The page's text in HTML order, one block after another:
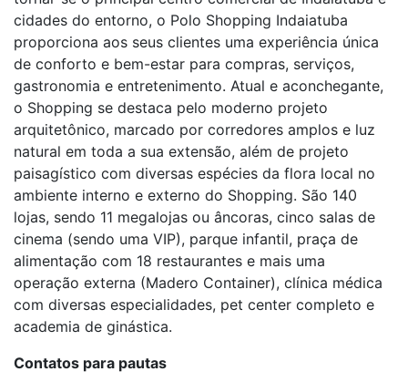
cidades do entorno, o Polo Shopping Indaiatuba
proporciona aos seus clientes uma experiência única
de conforto e bem-estar para compras, serviços,
gastronomia e entretenimento. Atual e aconchegante,
o Shopping se destaca pelo moderno projeto
arquitetônico, marcado por corredores amplos e luz
natural em toda a sua extensão, além de projeto
paisagístico com diversas espécies da flora local no
ambiente interno e externo do Shopping. São 140
lojas, sendo 11 megalojas ou âncoras, cinco salas de
cinema (sendo uma VIP), parque infantil, praça de
alimentação com 18 restaurantes e mais uma
operação externa (Madero Container), clínica médica
com diversas especialidades, pet center completo e
academia de ginástica.
Contatos para pautas